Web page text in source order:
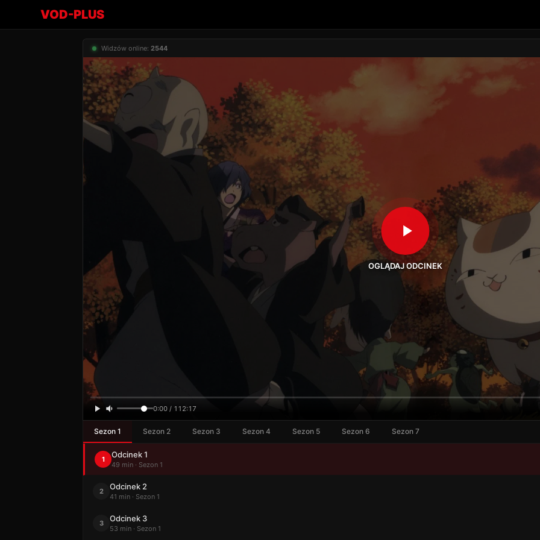
VOD-PLUS
Widzów online: 2544
OGLĄDAJ ODCINEK
0:00 / 112:17
Sezon 1 Sezon 2 Sezon 3 Sezon 4 Sezon 5 Sezon 6 Sezon 7
1 Odcinek 1
49 min · Sezon 1
2 Odcinek 2
41 min · Sezon 1
3 Odcinek 3
53 min · Sezon 1